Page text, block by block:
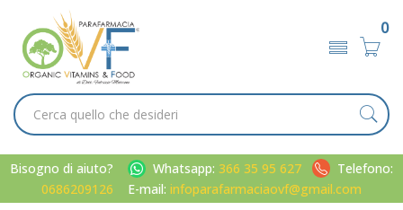
0
Bisogno di aiuto? Whatsapp: 366 35 95 627
Telefono:
0686209126
E-mail: infoparafarmaciaovf@gmail.com